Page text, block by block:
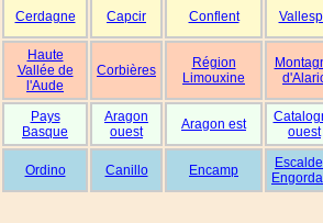
Cerdagne Capcir Conflent
Haute
Vallée de
l'Aude
Corbières
Région
Limouxine
Pays
Basque
Aragon
ouest
Aragon est
ouest
Ordino Canillo Encamp